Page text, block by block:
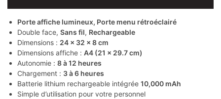
Porte affiche lumineux, Porte menu rétroéclairé
Double face, Sans fil, Rechargeable
Dimensions : 24 x 32 x 8 cm
Dimensions affiche : A4 (21 x 29.7 cm)
Autonomie : 8 à 12 heures
Chargement : 3 à 6 heures
Batterie lithium rechargeable intégrée 10,000 mAh
Simple d’utilisation pour votre personnel